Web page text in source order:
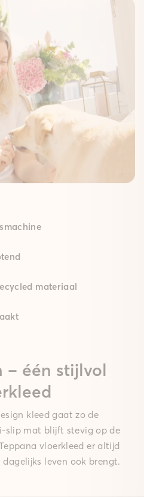
materiaal
– één stijlvol
kleed gaat zo de
slip mat blijft stevig op de
vloerkleed er altijd
leven ook brengt.